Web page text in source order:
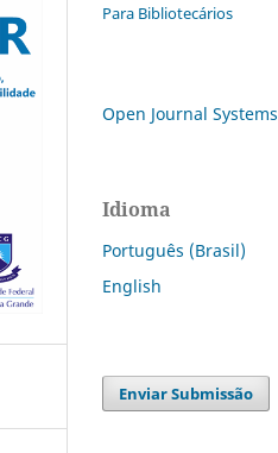
Para Bibliotecários
Open Journal Systems
Idioma
Português (Brasil)
English
Enviar Submissão